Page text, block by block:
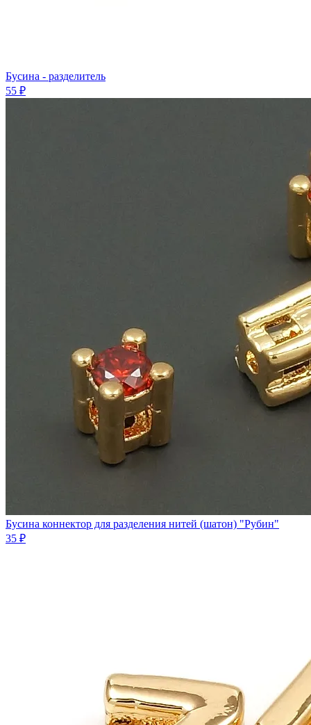
Бусина - разделитeль
55 ₽
Бусина коннектор для разделения нитей (шатон) "Рубин"
35 ₽